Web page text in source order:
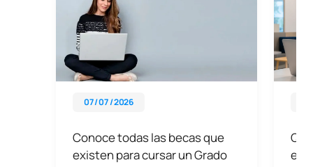
07 / 07 / 2026
Conoce todas las becas que
existen para cursar un Grado